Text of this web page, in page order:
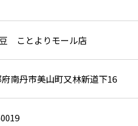
ことよりモール店
南丹市美山町又林新道下16